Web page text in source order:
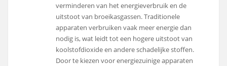
verminderen van het energieverbruik en de
uitstoot van broeikasgassen. Traditionele
apparaten verbruiken vaak meer energie dan
nodig is, wat leidt tot een hogere uitstoot van
koolstofdioxide en andere schadelijke stoffen.
Door te kiezen voor energiezuinige apparaten